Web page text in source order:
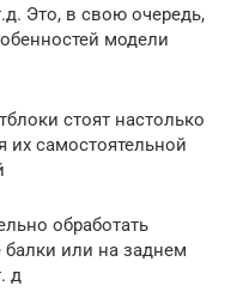
Это, в свою очередь,
модели
стоят настолько
их самостоятельной
обработать
или на заднем
д